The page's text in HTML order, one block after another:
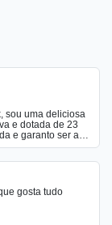
sou uma deliciosa
e dotada de 23
e garanto ser a
no estilo
erótica
boca e faço o
na sua vida.
e venha logo
gosta tudo